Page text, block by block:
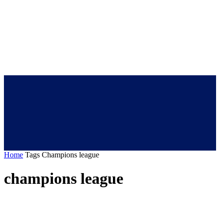
Home Tags Champions league
champions league